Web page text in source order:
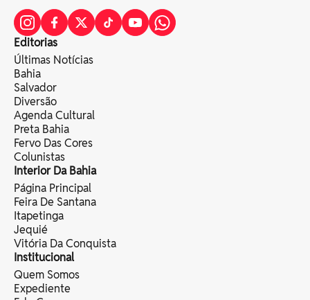
Editorias
Últimas Notícias
Bahia
Salvador
Diversão
Agenda Cultural
Preta Bahia
Fervo Das Cores
Colunistas
Interior Da Bahia
Página Principal
Feira De Santana
Itapetinga
Jequié
Vitória Da Conquista
Institucional
Quem Somos
Expediente